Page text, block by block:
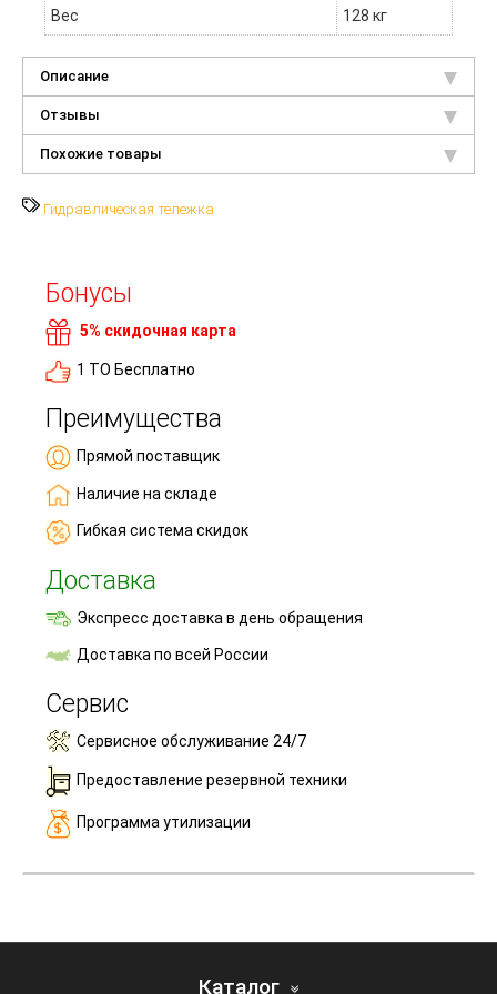
Вес 128 кг
Описание
Отзывы
Похожие товары
Гидравлическая тележка
Бонусы
5% скидочная карта
1 ТО Бесплатно
Преимущества
Прямой поставщик
Наличие на складе
Гибкая система скидок
Доставка
Экспресс доставка в день обращения
Доставка по всей России
Сервис
Сервисное обслуживание 24/7
Предоставление резервной техники
Программа утилизации
Каталог